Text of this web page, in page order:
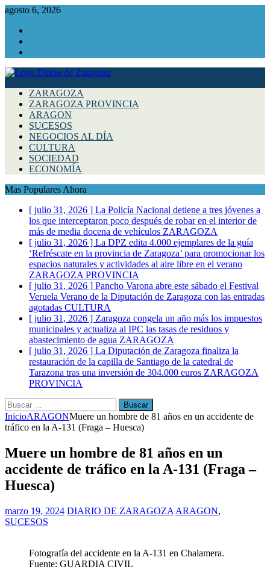
agosto 6, 2026
ZARAGOZA
ZARAGOZA PROVINCIA
ARAGON
SUCESOS
NEGOCIOS AL DÍA
CULTURA
SOCIEDAD
ECONOMÍA
Mas Populares Ahora
[ julio 31, 2026 ] La Policía Nacional detiene a tres jóvenes a
los que interceptaron poco después de robar en el interior de
más de media docena de vehículos ZARAGOZA
[ julio 31, 2026 ] La DPZ edita 4.000 ejemplares de la guía
‘Refréscate en la provincia de Zaragoza’ para promocionar los
espacios naturales y actividades al aire libre en el verano
ZARAGOZA PROVINCIA
[ julio 31, 2026 ] Pancho Varona abre este sábado el Festival
Veruela Verano de la Diputación de Zaragoza con las entradas
agotadas CULTURA
[ julio 31, 2026 ] Zaragoza congela un año más los impuestos
municipales y actualiza al IPC las tasas de residuos y
abastecimiento de agua ZARAGOZA
[ julio 31, 2026 ] La Diputación de Zaragoza finaliza la
restauración de la capilla de Santiago de la catedral de
Tarazona tras una inversión de 304.000 euros ZARAGOZA
PROVINCIA
Buscar:
InicioARAGONMuere un hombre de 81 años en un accidente de
tráfico en la A-131 (Fraga – Huesca)
Muere un hombre de 81 años en un
accidente de tráfico en la A-131 (Fraga –
Huesca)
marzo 19, 2024 DIARIO DE ZARAGOZA ARAGON,
SUCESOS
Fotografía del accidente en la A-131 en Chalamera.
Fuente: GUARDIA CIVIL